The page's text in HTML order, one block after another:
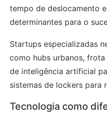
tempo de deslocamento
determinantes para o
Startups especializadas
como hubs urbanos,
de inteligência artificial
sistemas de lockers para
Tecnologia como